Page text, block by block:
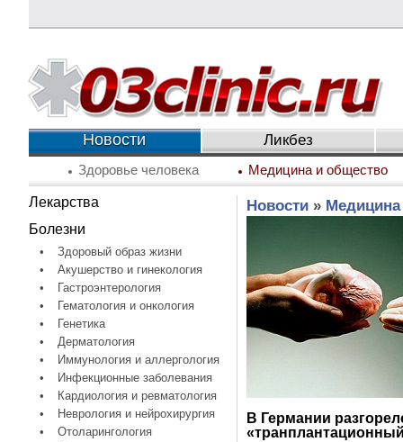
Новости Ликбез
Здоровье человека Медицина и общество
Лекарства
Болезни
•
Здоровый образ жизни
•
Акушерство и гинекология
•
Гастроэнтерология
•
Гематология и онкология
•
Генетика
•
Дерматология
•
Иммунология и аллергология
•
Инфекционные заболевания
•
Кардиология и ревматология
•
Неврология и нейрохирургия
•
Отоларингология
Новости»
В Германии